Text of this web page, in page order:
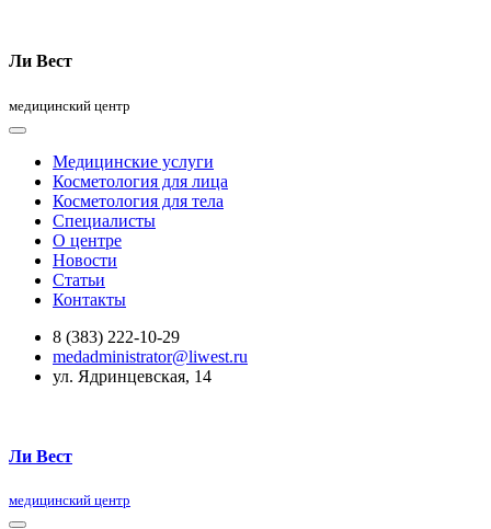
Ли Вест
медицинский центр
Медицинские услуги
Косметология для лица
Косметология для тела
Специалисты
О центре
Новости
Статьи
Контакты
8 (383) 222-10-29
medadministrator@liwest.ru
ул. Ядринцевская, 14
Ли Вест
медицинский центр